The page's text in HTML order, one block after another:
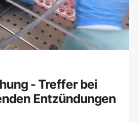
- Treffer bei
Entzündungen